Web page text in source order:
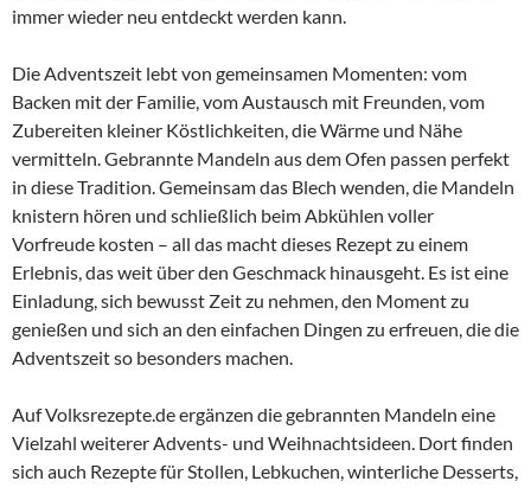
immer wieder neu entdeckt werden kann.
Die Adventszeit lebt von gemeinsamen Momenten: vom
Backen mit der Familie, vom Austausch mit Freunden, vom
Zubereiten kleiner Köstlichkeiten, die Wärme und Nähe
vermitteln. Gebrannte Mandeln aus dem Ofen passen perfekt
in diese Tradition. Gemeinsam das Blech wenden, die Mandeln
knistern hören und schließlich beim Abkühlen voller
Vorfreude kosten – all das macht dieses Rezept zu einem
Erlebnis, das weit über den Geschmack hinausgeht. Es ist eine
Einladung, sich bewusst Zeit zu nehmen, den Moment zu
genießen und sich an den einfachen Dingen zu erfreuen, die die
Adventszeit so besonders machen.
Auf Volksrezepte.de ergänzen die gebrannten Mandeln eine
Vielzahl weiterer Advents- und Weihnachtsideen. Dort finden
sich auch Rezepte für Stollen, Lebkuchen, winterliche Desserts,